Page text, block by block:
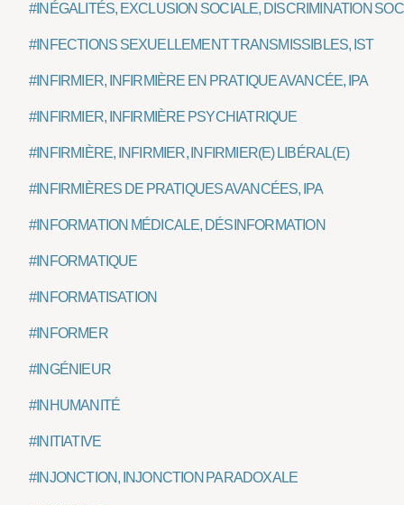
#INÉGALITÉS, EXCLUSION SOCIALE, DISCRIMINATION
#INFECTIONS SEXUELLEMENT TRANSMISSIBLES, IST
#INFIRMIER, INFIRMIÈRE EN PRATIQUE AVANCÉE, IPA
#INFIRMIER, INFIRMIÈRE PSYCHIATRIQUE
#INFIRMIÈRE, INFIRMIER, INFIRMIER(E) LIBÉRAL(E)
#INFIRMIÈRES DE PRATIQUES AVANCÉES, IPA
#INFORMATION MÉDICALE, DÉSINFORMATION
#INFORMATIQUE
#INFORMATISATION
#INFORMER
#INGÉNIEUR
#INHUMANITÉ
#INITIATIVE
#INJONCTION, INJONCTION PARADOXALE